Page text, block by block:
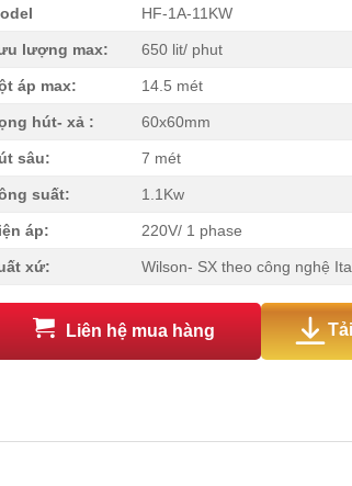
HF-1A-11KW
lượng max: 650 lit/ phut
áp max: 14.5 mét
hút- xả : 60x60mm
sâu: 7 mét
suất: 1.1Kw
áp: 220V/ 1 phase
xứ: Wilson- SX theo công nghệ
Liên hệ mua hàng